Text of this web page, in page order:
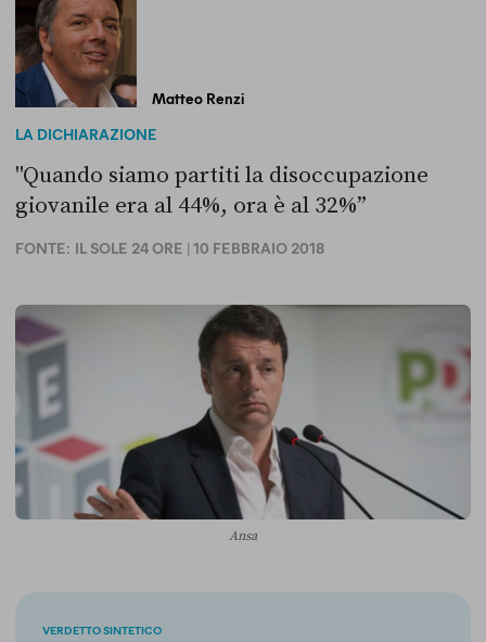
Matteo Renzi
LA DICHIARAZIONE
"Quando siamo partiti la disoccupazione
giovanile era al 44%, ora è al 32%”
FONTE: IL SOLE 24 ORE | 10 FEBBRAIO 2018
Ansa
VERDETTO SINTETICO